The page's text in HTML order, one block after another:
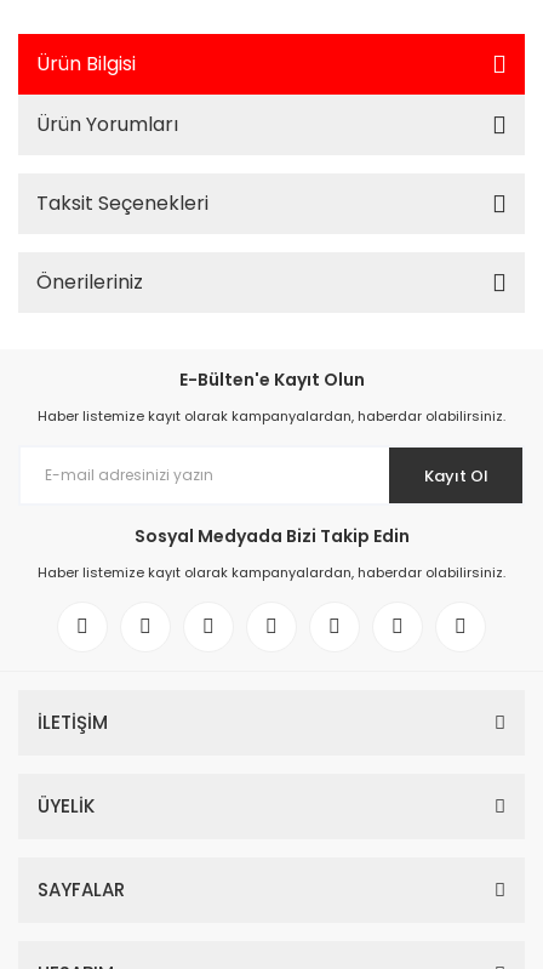
Ürün Bilgisi
Ürün Yorumları
Taksit Seçenekleri
Önerileriniz
E-Bülten'e Kayıt Olun
Haber listemize kayıt olarak kampanyalardan, haberdar olabilirsiniz.
Kayıt Ol
Sosyal Medyada Bizi Takip Edin
Haber listemize kayıt olarak kampanyalardan, haberdar olabilirsiniz.
İLETİŞİM
ÜYELİK
SAYFALAR